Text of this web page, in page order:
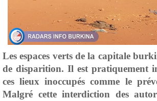
Les espaces verts de la capitale
de disparition. Il est pratiquement
ces lieux inoccupés comme le
Malgré cette interdiction des